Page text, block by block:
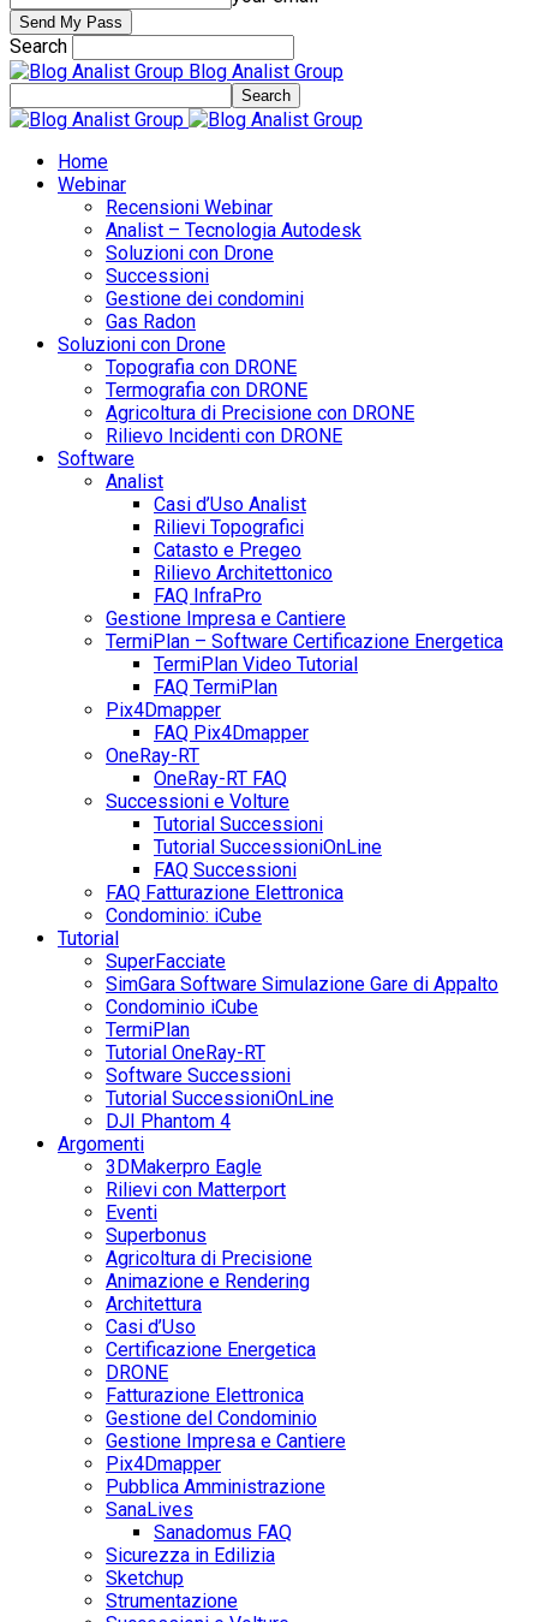
Search
Blog Analist Group
Home
Webinar
Recensioni Webinar
Analist – Tecnologia Autodesk
Soluzioni con Drone
Successioni
Gestione dei condomini
Gas Radon
Soluzioni con Drone
Topografia con DRONE
Termografia con DRONE
Agricoltura di Precisione con DRONE
Rilievo Incidenti con DRONE
Software
Analist
Casi d’Uso Analist
Rilievi Topografici
Catasto e Pregeo
Rilievo Architettonico
FAQ InfraPro
Gestione Impresa e Cantiere
TermiPlan – Software Certificazione Energetica
TermiPlan Video Tutorial
FAQ TermiPlan
Pix4Dmapper
FAQ Pix4Dmapper
OneRay-RT
OneRay-RT FAQ
Successioni e Volture
Tutorial Successioni
Tutorial SuccessioniOnLine
FAQ Successioni
FAQ Fatturazione Elettronica
Condominio: iCube
Tutorial
SuperFacciate
SimGara Software Simulazione Gare di Appalto
Condominio iCube
TermiPlan
Tutorial OneRay-RT
Software Successioni
Tutorial SuccessioniOnLine
DJI Phantom 4
Argomenti
3DMakerpro Eagle
Rilievi con Matterport
Eventi
Superbonus
Agricoltura di Precisione
Animazione e Rendering
Architettura
Casi d’Uso
Certificazione Energetica
DRONE
Fatturazione Elettronica
Gestione del Condominio
Gestione Impresa e Cantiere
Pix4Dmapper
Pubblica Amministrazione
SanaLives
Sanadomus FAQ
Sicurezza in Edilizia
Sketchup
Strumentazione